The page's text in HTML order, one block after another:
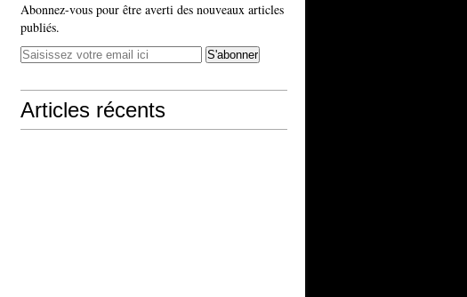
Abonnez-vous pour être averti des nouveaux articles
publiés.
Articles récents